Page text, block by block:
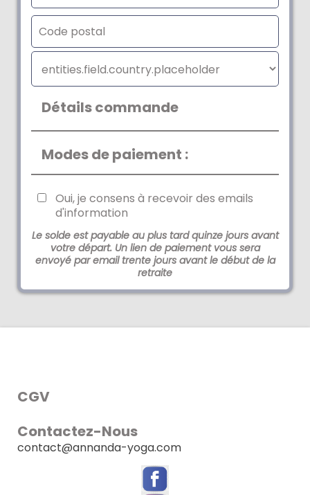
Détails commande
Modes de paiement :
Oui, je consens à recevoir des emails
d'information
Le solde est payable au plus tard quinze jours avant
votre départ. Un lien de paiement vous sera
envoyé par email trente jours avant le début de la
retraite
CGV
Contactez-Nous
contact@annanda-yoga.com